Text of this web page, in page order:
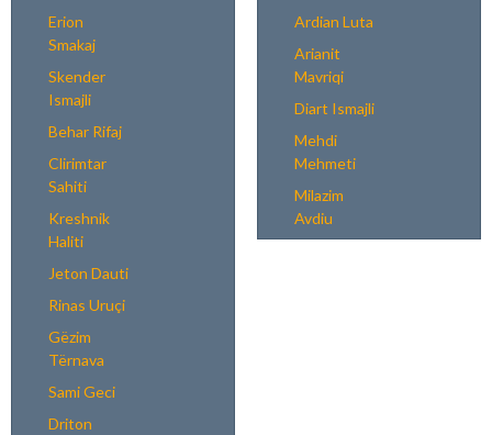
Erion
Smakaj
Skender
Ismajli
Behar Rifaj
Clirimtar
Sahiti
Kreshnik
Haliti
Jeton Dauti
Rinas Uruçi
Gëzim
Tërnava
Sami Geci
Driton
Ardian Luta
Arianit
Mavriqi
Diart Ismajli
Mehdi
Mehmeti
Milazim
Avdiu